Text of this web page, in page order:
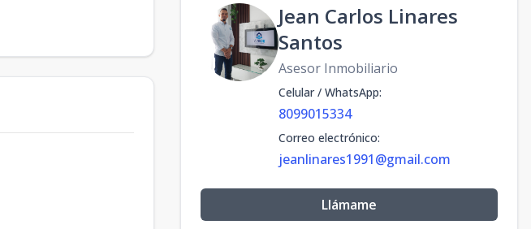
Jean Carlos Linares
Santos
Asesor Inmobiliario
Celular / WhatsApp:
8099015334
Correo electrónico:
jeanlinares1991@gmail.com
Llámame